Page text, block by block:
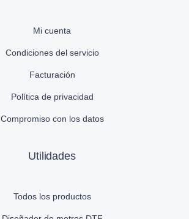
Mi cuenta
Condiciones del servicio
Facturación
Política de privacidad
Compromiso con los datos
Utilidades
Todos los productos